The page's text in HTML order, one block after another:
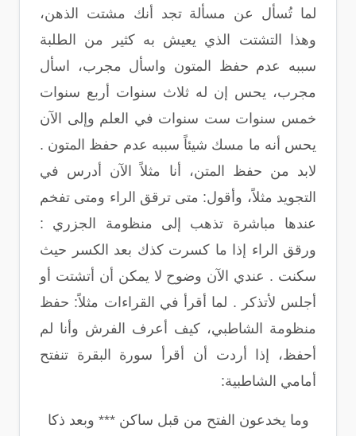
لما تُسأل عن مسألة تجد أنك مشتت الذهن،
وهذا التشتت الذي يعيش به كثير من الطلبة
سببه عدم حفظ المتون واسأل مجرب، اسأل
مجرب، يحس إن له ثلاث سنوات أربع سنوات
خمس سنوات ست سنوات في العلم وإلى الآن
يحس أنه ما مسك شيئاً سببه عدم حفظ المتون .
لابد من حفظ المتن، أنا مثلاً الآن أدرس في
التجويد مثلاً، وأقول: متى ترقق الراء ومتى تفخم
عندها مباشرة تذهب إلى منظومة الجزري :
ورقق الراء إذا ما كسرت كذك بعد الكسر حيث
سكنت . عندي الآن وضوح لا يمكن أن أتشتت أو
أجلس لأتذكر . لما أقرأ في القراءات مثلاً: حفظ
منظومة الشاطبي، كيف أعرف الفرش وأنا لم
أحفظ، إذا أردت أن أقرأ سورة البقرة تنفتح
أمامي الشاطبية:
وما يخدعون الفتح من قبل ساكن *** وبعد ذكا